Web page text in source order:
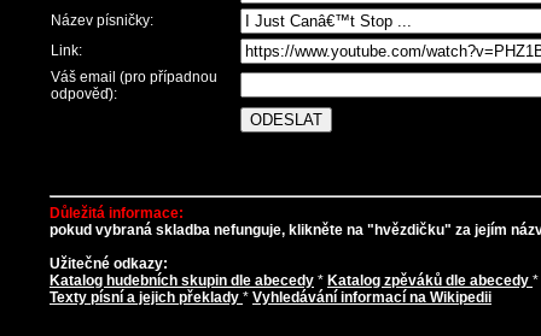
Název písničky:
Link:
Váš email (pro případnou
odpověď):
Důležitá informace:
pokud vybraná skladba nefunguje, klikněte na "hvězdičku" za jejím
Užitečné odkazy:
Katalog hudebních skupin dle abecedy * Katalog zpěváků dle abecedy *
Texty písní a jejich překlady * Vyhledávání informací na Wikipedii